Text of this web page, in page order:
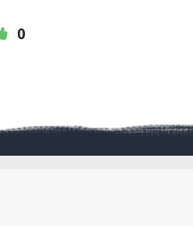
0